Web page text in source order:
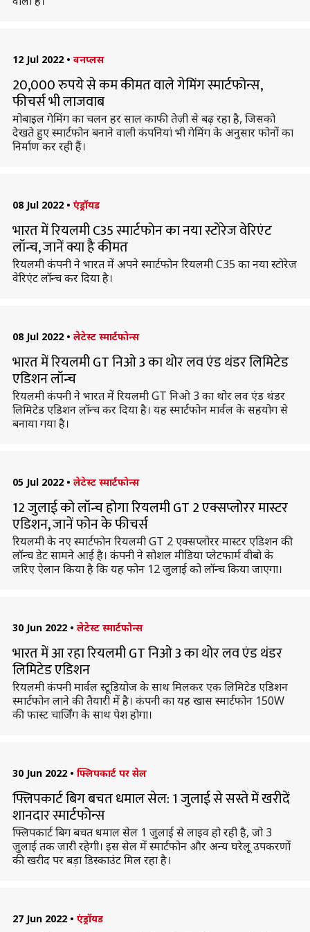
12 Jul 2022 • वनप्लस
20,000 रुपये से कम कीमत वाले गेमिंग स्मार्टफोन्स,
फीचर्स भी लाजवाब
मोबाइल गेमिंग का चलन हर साल काफी तेज़ी से बढ़ रहा है, जिसको
देखते हुए स्मार्टफोन बनाने वाली कंपनियां भी गेमिंग के अनुसार फोनों का
निर्माण कर रही हैं।
08 Jul 2022 • एंड्रॉयड
भारत में रियलमी C35 स्मार्टफोन का नया स्टोरेज वेरिएंट
लॉन्च, जानें क्या है कीमत
रियलमी कंपनी ने भारत में अपने स्मार्टफोन रियलमी C35 का नया स्टोरेज
वेरिएंट लॉन्च कर दिया है।
08 Jul 2022 • लेटेस्ट स्मार्टफोन्स
भारत में रियलमी GT निओ 3 का थोर लव एंड थंडर लिमिटेड
एडिशन लॉन्च
रियलमी कंपनी ने भारत में रियलमी GT निओ 3 का थोर लव एंड थंडर
लिमिटेड एडिशन लॉन्च कर दिया है। यह स्मार्टफोन मार्वल के सहयोग से
बनाया गया है।
05 Jul 2022 • लेटेस्ट स्मार्टफोन्स
12 जुलाई को लॉन्च होगा रियलमी GT 2 एक्सप्लोरर मास्टर
एडिशन, जानें फोन के फीचर्स
रियलमी के नए स्मार्टफोन रियलमी GT 2 एक्सप्लोरर मास्टर एडिशन की
लॉन्च डेट सामने आई है। कंपनी ने सोशल मीडिया प्लेटफार्म वीबो के
जरिए ऐलान किया है कि यह फोन 12 जुलाई को लॉन्च किया जाएगा।
30 Jun 2022 • लेटेस्ट स्मार्टफोन्स
भारत में आ रहा रियलमी GT निओ 3 का थोर लव एंड थंडर
लिमिटेड एडिशन
रियलमी कंपनी मार्वल स्टूडियोज के साथ मिलकर एक लिमिटेड एडिशन
स्मार्टफोन लाने की तैयारी में है। कंपनी का यह खास स्मार्टफोन 150W
की फास्ट चार्जिंग के साथ पेश होगा।
30 Jun 2022 • फ्लिपकार्ट पर सेल
फ्लिपकार्ट बिग बचत धमाल सेल: 1 जुलाई से सस्ते में खरीदें
शानदार स्मार्टफोन्स
फ्लिपकार्ट बिग बचत धमाल सेल 1 जुलाई से लाइव हो रही है, जो 3
जुलाई तक जारी रहेगी। इस सेल में स्मार्टफोन और अन्य घरेलू उपकरणों
की खरीद पर बड़ा डिस्काउंट मिल रहा है।
27 Jun 2022 • एंड्रॉयड